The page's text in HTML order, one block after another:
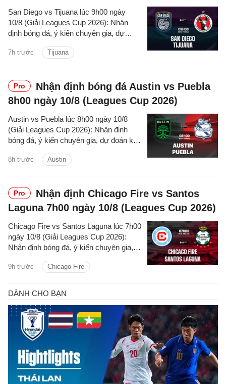
7h trước Tijuana
San Diego vs Tijuana lúc 9h00 ngày
10/8 (Giải Leagues Cup 2026): Nhận
định bóng đá, ý kiến chuyên gia, dự
đấu.
Pro
Nhận định bóng đá Austin vs Puebla
8h00 ngày 10/8 (Leagues Cup 2026)
8h trước Austin
Austin vs Puebla lúc 8h00 ngày 10/8
(Giải Leagues Cup 2026): Nhận định
bóng đá, ý kiến chuyên gia, dự đoán kết
Pro
Nhận định Chicago Fire vs Santos
Laguna 7h00 ngày 10/8 (Leagues Cup 2026)
9h trước Chicago Fire
Chicago Fire vs Santos Laguna lúc 7h00
ngày 10/8 (Giải Leagues Cup 2026):
Nhận định bóng đá, ý kiến chuyên gia,
trận đấu.